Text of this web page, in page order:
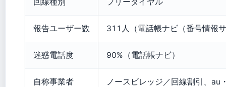
報告ユーザー数 311人（電話帳ナビ（番号情報
迷惑電話度 90%（電話帳ナビ）
自称事業者 ノースビレッジ／回線割引、au